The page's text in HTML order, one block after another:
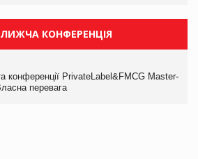
КОНФЕРЕНЦІЯ
конференції PrivateLabel&FMCG Master-
перевага